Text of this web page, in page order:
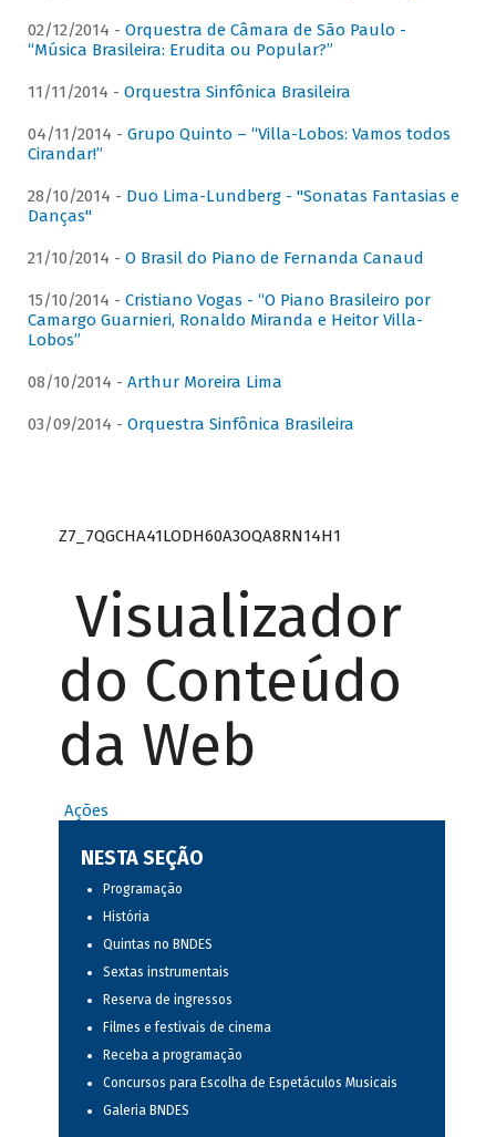
02/12/2014 - Orquestra de Câmara de São Paulo -
“Música Brasileira: Erudita ou Popular?”
11/11/2014 - Orquestra Sinfônica Brasileira
04/11/2014 - Grupo Quinto – “Villa-Lobos: Vamos todos
Cirandar!”
28/10/2014 - Duo Lima-Lundberg - "Sonatas Fantasias e
Danças"
21/10/2014 - O Brasil do Piano de Fernanda Canaud
15/10/2014 - Cristiano Vogas - “O Piano Brasileiro por
Camargo Guarnieri, Ronaldo Miranda e Heitor Villa-
Lobos”
08/10/2014 - Arthur Moreira Lima
03/09/2014 - Orquestra Sinfônica Brasileira
Z7_7QGCHA41LODH60A3OQA8RN14H1
Visualizador
do Conteúdo
da Web
Ações
NESTA SEÇÃO
Programação
História
Quintas no BNDES
Sextas instrumentais
Reserva de ingressos
Filmes e festivais de cinema
Receba a programação
Concursos para Escolha de Espetáculos Musicais
Galeria BNDES